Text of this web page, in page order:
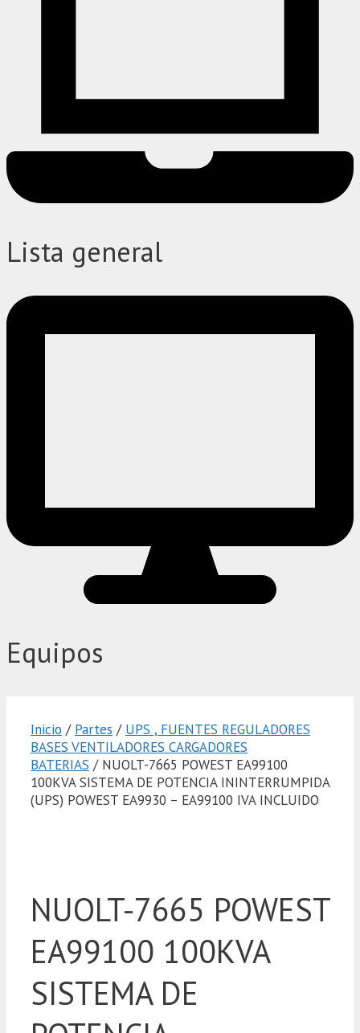
Lista general
Equipos
Inicio / Partes / UPS , FUENTES REGULADORES
BASES VENTILADORES CARGADORES
BATERIAS / NUOLT-7665 POWEST EA99100
100KVA SISTEMA DE POTENCIA ININTERRUMPIDA
(UPS) POWEST EA9930 – EA99100 IVA INCLUIDO
NUOLT-7665 POWEST
EA99100 100KVA
SISTEMA DE